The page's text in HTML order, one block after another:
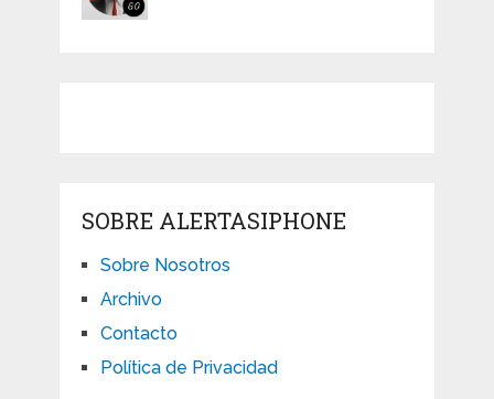
SOBRE ALERTASIPHONE
Sobre Nosotros
Archivo
Contacto
Política de Privacidad